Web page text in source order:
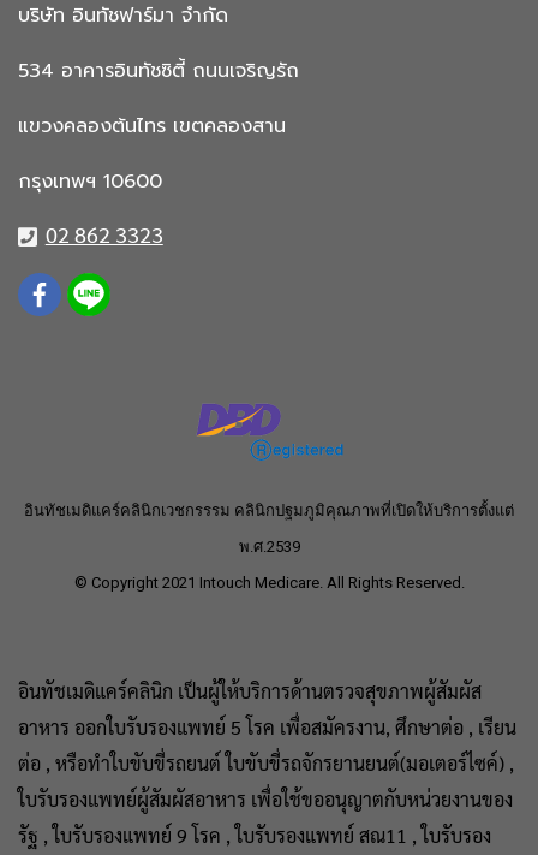
บริษัท อินทัชฟาร์มา จำกัด
534 อาคารอินทัชซิตี้ ถนนเจริญรัถ
แขวงคลองต้นไทร เขตคลองสาน
กรุงเทพฯ 10600
02 862 3323
อินทัชเมดิแคร์คลินิกเวชกรรรม คลินิกปฐมภูมิคุณภาพที่เปิดให้บริการตั้งแต่
พ.ศ.2539
© Copyright 2021 Intouch Medicare. All Rights Reserved.
อินทัชเมดิแคร์คลินิก เป็นผู้ให้บริการด้านตรวจสุขภาพผู้สัมผัส
อาหาร ออกใบรับรองแพทย์ 5 โรค เพื่อสมัครงาน, ศึกษาต่อ , เรียน
ต่อ , หรือทำใบขับขี่รถยนต์ ใบขับขี่รถจักรยานยนต์(มอเตอร์ไซค์) ,
ใบรับรองแพทย์ผู้สัมผัสอาหาร เพื่อใช้ขออนุญาตกับหน่วยงานของ
รัฐ , ใบรับรองแพทย์ 9 โรค , ใบรับรองแพทย์ สณ11 , ใบรับรอง